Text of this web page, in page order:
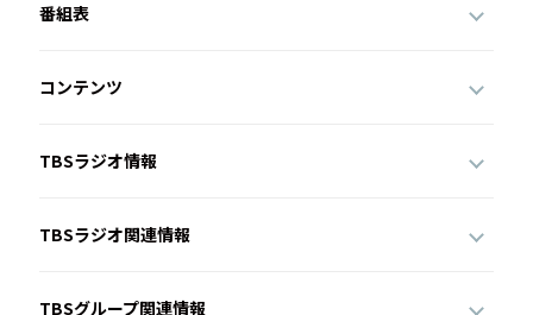
番組表
コンテンツ
TBSラジオ情報
TBSラジオ関連情報
TBSグループ関連情報